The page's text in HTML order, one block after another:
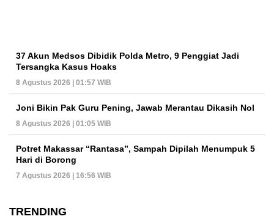
37 Akun Medsos Dibidik Polda Metro, 9 Penggiat Jadi
Tersangka Kasus Hoaks
8 Agustus 2026 | 01:57 WIB
Joni Bikin Pak Guru Pening, Jawab Merantau Dikasih Nol
8 Agustus 2026 | 01:05 WIB
Potret Makassar “Rantasa”, Sampah Dipilah Menumpuk 5
Hari di Borong
7 Agustus 2026 | 16:56 WIB
TRENDING